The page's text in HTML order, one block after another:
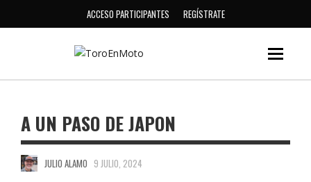
ACCESO PARTICIPANTES REGÍSTRATE
A UN PASO DE JAPON
JULIO ALAMO 9 JULIO, 2024